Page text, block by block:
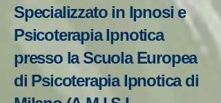
Specializzato in Ipnosi e
Psicoterapia Ipnotica
presso la Scuola Europea
di Psicoterapia Ipnotica di